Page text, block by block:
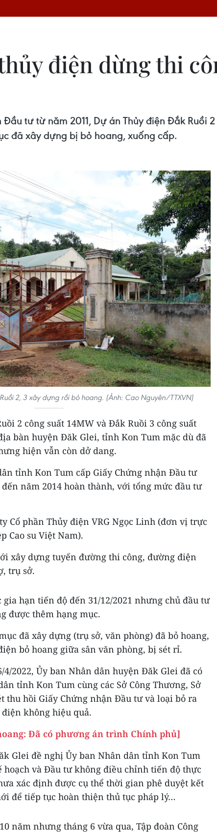
điện dừng thi
tư từ năm 2011, Dự án Thủy điện Đắk Ruồi
đã xây dựng bị bỏ hoang, xuống cấp.
2, 3 xây dựng rồi bỏ hoang. (Ảnh: Cao Nguyên/TTXVN)
2 công suất 14MW và Đắk Ruồi 3 công suất
bàn huyện Đăk Glei, tỉnh Kon Tum mặc dù đã
hiện vẫn còn dở dang.
tỉnh Kon Tum cấp Giấy Chứng nhận Đầu tư
năm 2014 hoàn thành, với tổng mức đầu tư
Cổ phần Thủy điện VRG Ngọc Linh (đơn vị trực
Cao su Việt Nam).
xây dựng tuyến đường thi công, đường điện
trụ sở.
hạn tiến độ đến 31/12/2021 nhưng chủ đầu tư
được thêm hạng mục.
đã xây dựng (trụ sở, văn phòng) đã bỏ hoang,
bỏ hoang giữa sân văn phòng, bị sét rỉ.
2022, Ủy ban Nhân dân huyện Đăk Glei đã có
tỉnh Kon Tum cùng các Sở Công Thương, Sở
thu hồi Giấy Chứng nhận Đầu tư và loại bỏ ra
không hiệu quả.
Đã có phương án trình Chính phủ]
Glei đề nghị Ủy ban Nhân dân tỉnh Kon Tum
hoạch và Đầu tư không điều chỉnh tiến độ thực
xác định được cụ thể thời gian phê duyệt kết
để tiếp tục hoàn thiện thủ tục pháp lý…
năm nhưng tháng 6 vừa qua, Tập đoàn Công